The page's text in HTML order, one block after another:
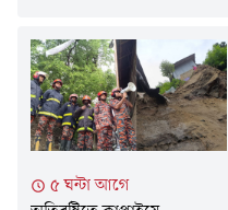
পরিদর্শক (তদন্ত) মো. হাবিব
বলেন, "ছুরিকাঘাতের খবর শুনে
পুলিশ ঘটনাস্থলে গেছে। কী কারণে
তাকে ছুরিকাঘাত করা হয়েছে তা
নিশ্চিত হওয়া যায়নি। বিষয়টি
৫ ঘন্টা আগে